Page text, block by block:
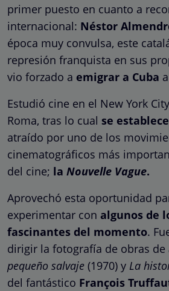
primer puesto en cuanto a
internacional: Néstor
época muy convulsa, este
represión franquista en sus
vio forzado a emigrar a Cuba
Estudió cine en el New York
Roma, tras lo cual se
atraído por uno de los
cinematográficos más
del cine; la Nouvelle Vague.
Aprovechó esta oportunidad
experimentar con algunos de
fascinantes del momento.
dirigir la fotografía de obras de
pequeño salvaje (1970) y La
del fantástico François